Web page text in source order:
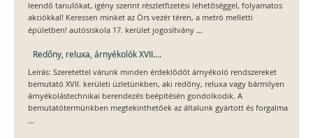
leendő tanulókat, igény szerint részletfizetési lehetőséggel, folyamatos
akciókkal! Keressen minket az Örs vezér téren, a metró melletti
épületben! autósiskola 17. kerület jogosítvány ...
Redőny, reluxa, árnyékolók XVII....
Leírás: Szeretettel várunk minden érdeklődőt árnyékoló rendszereket
bemutató XVII. kerületi üzletünkben, aki redőny, reluxa vagy bármilyen
árnyékolástechnikai berendezés beépítésén gondolkodik. A
bemutatótermünkben megtekinthetőek az általunk gyártott és forgalma
...